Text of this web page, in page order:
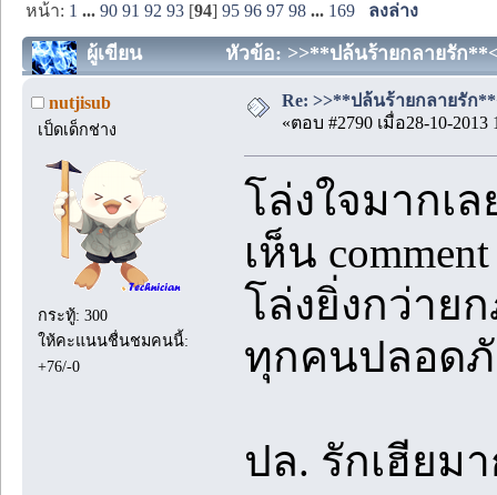
หน้า: 1 ...90 91 92 93 [94]95 96 97 98 ... 169 ลงล่าง
ผู้เขียน หัวข้อ: >>**ปล้นร้ายกลายรัก
nutjisub
เป็ดเด็กช่าง
กระทู้: 300
ให้คะแนนชื่นชมคนนี้:
+76/-0
Re: >>**ปล้นร้ายกลายรัก
«ตอบ #2790 เมื่อ28-10-2013
โล่งใจมากเ
เห็น
โล่งยิ่งกว่าย
ทุกคนปลอดภั
ปล. รักเฮียม